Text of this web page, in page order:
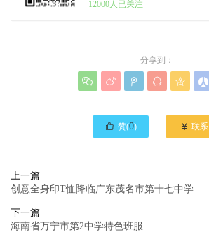
12000人已关注
分享到：
     
 赞(0)  联系
上一篇
创意全身印T恤降临广东茂名市第十七中学
下一篇
海南省万宁市第2中学特色班服